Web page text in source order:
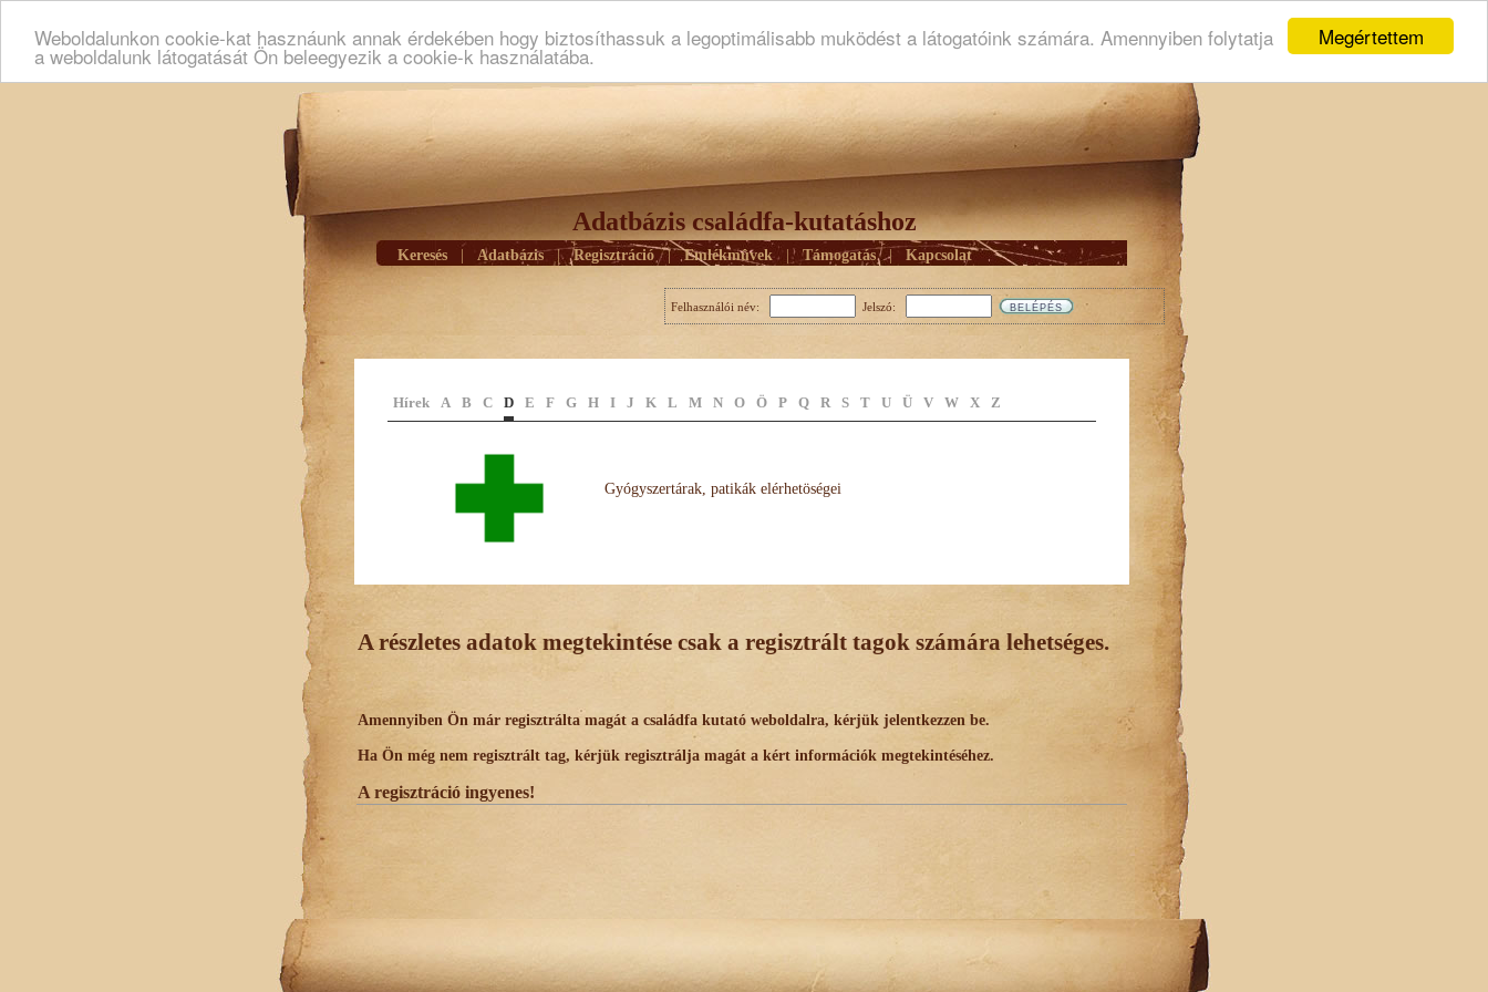
Megértettem
Weboldalunkon cookie-kat hasznáunk annak érdekében hogy biztosíthassuk a legoptimálisabb muködést a látogatóink számára. Amennyiben folytatja
a weboldalunk látogatását Ön beleegyezik a cookie-k használatába.
Adatbázis családfa-kutatáshoz
Keresés Adatbázis | Regisztráció | Emlékmûvek | Támogatás | Kapcsolat
Felhasználói név: Jelszó:
Hírek A B C D E F G H I J K L M N O Ö P Q R S T U Ü V W X Z
Gyógyszertárak, patikák elérhetöségei
A részletes adatok megtekintése csak a regisztrált tagok számára lehetséges.
Amennyiben Ön már regisztrálta magát a családfa kutató weboldalra, kérjük jelentkezzen be.
Ha Ön még nem regisztrált tag, kérjük regisztrálja magát a kért információk megtekintéséhez.
A regisztráció ingyenes!